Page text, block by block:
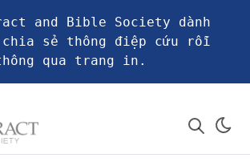
and Bible Society dành
sẻ thông điệp cứu rỗi
qua trang in.